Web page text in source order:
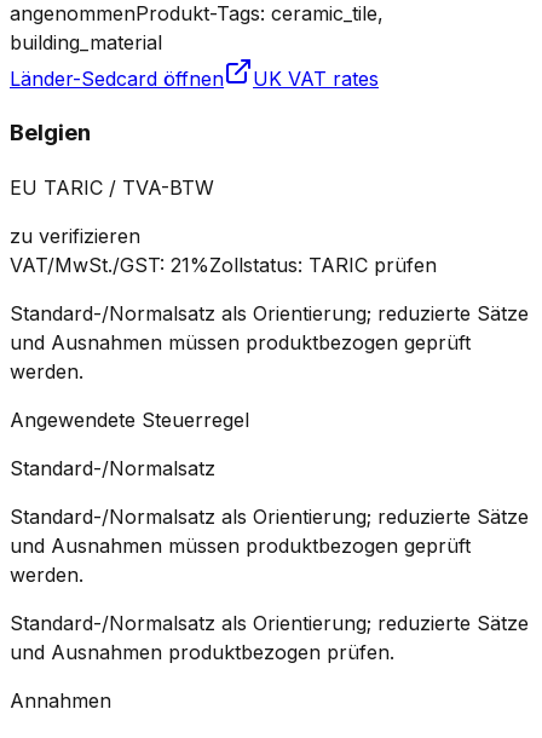
angenommenProdukt-Tags: ceramic_tile,
building_material
Länder-Sedcard öffnen
UK VAT rates
Belgien
EU TARIC / TVA-BTW
zu verifizieren
VAT/MwSt./GST: 21%Zollstatus: TARIC prüfen
Standard-/Normalsatz als Orientierung; reduzierte Sätze
und Ausnahmen müssen produktbezogen geprüft
werden.
Angewendete Steuerregel
Standard-/Normalsatz
Standard-/Normalsatz als Orientierung; reduzierte Sätze
und Ausnahmen müssen produktbezogen geprüft
werden.
Standard-/Normalsatz als Orientierung; reduzierte Sätze
und Ausnahmen produktbezogen prüfen.
Annahmen